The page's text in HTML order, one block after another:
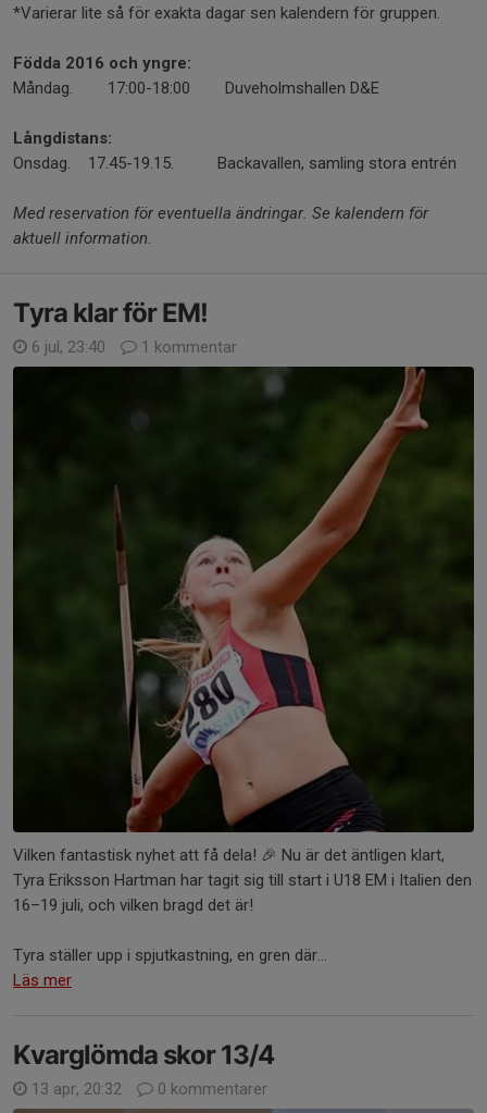
*Varierar lite så för exakta dagar sen kalendern för gruppen.
Födda 2016 och yngre:
Måndag. 17:00-18:00 Duveholmshallen D&E
Långdistans:
Onsdag. 17.45-19.15. Backavallen, samling stora entrén
Med reservation för eventuella ändringar. Se kalendern för
aktuell information.
Tyra klar för EM!
6 jul, 23:40 1 kommentar
Vilken fantastisk nyhet att få dela! 🎉 Nu är det äntligen klart,
Tyra Eriksson Hartman har tagit sig till start i U18 EM i Italien den
16–19 juli, och vilken bragd det är!
Tyra ställer upp i spjutkastning, en gren där...
Läs mer
Kvarglömda skor 13/4
13 apr, 20:32 0 kommentarer